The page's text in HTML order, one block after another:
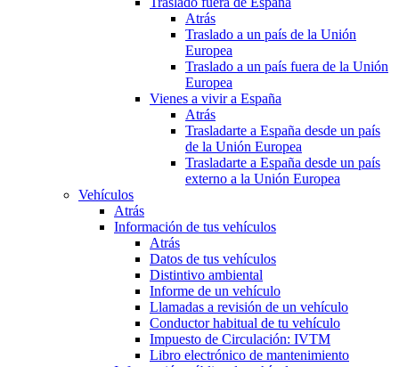
Atrás
Traslado a un país de la Unión
Europea
Traslado a un país fuera de la Unión
Europea
Vienes a vivir a España
Atrás
Trasladarte a España desde un país
de la Unión Europea
Trasladarte a España desde un país
externo a la Unión Europea
Vehículos
Atrás
Información de tus vehículos
Atrás
Datos de tus vehículos
Distintivo ambiental
Informe de un vehículo
Llamadas a revisión de un vehículo
Conductor habitual de tu vehículo
Impuesto de Circulación: IVTM
Libro electrónico de mantenimiento